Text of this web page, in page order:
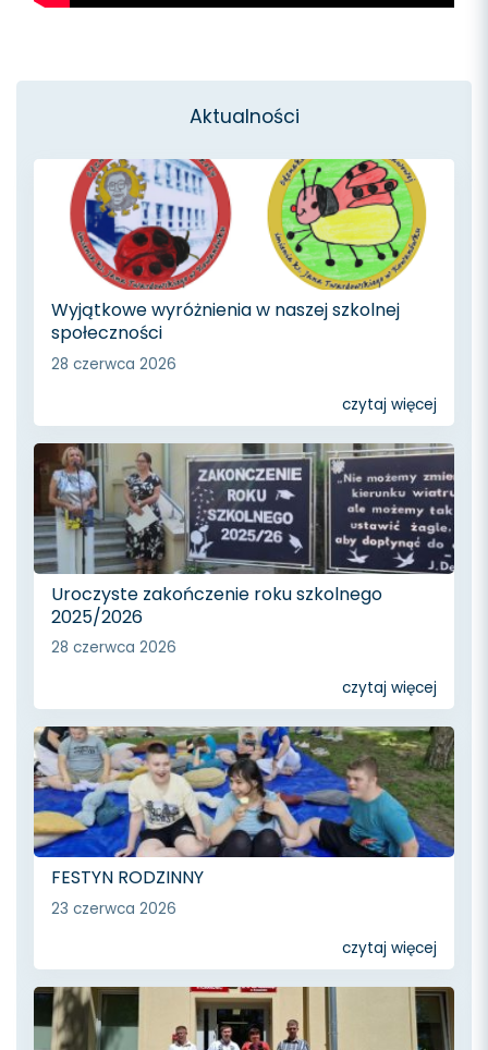
Aktualności
Wyjątkowe wyróżnienia w naszej szkolnej
społeczności
28 czerwca 2026
czytaj więcej
Uroczyste zakończenie roku szkolnego
2025/2026
28 czerwca 2026
czytaj więcej
FESTYN RODZINNY
23 czerwca 2026
czytaj więcej